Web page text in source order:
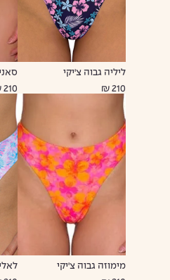
ליליה גבוה צ'יקי
210 ₪
210 ₪
מימוזה גבוה צ'יקי